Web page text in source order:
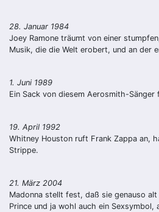
28. Januar 1984
Joey Ramone träumt von einer
Musik, die die Welt erobert, und an der
1. Juni 1989
Ein Sack von diesem Aerosmith-Sänger
19. April 1992
Whitney Houston ruft Frank Zappa an,
Strippe.
21. März 2004
Madonna stellt fest, daß sie genauso
Prince und ja wohl auch ein Sexsymbol,